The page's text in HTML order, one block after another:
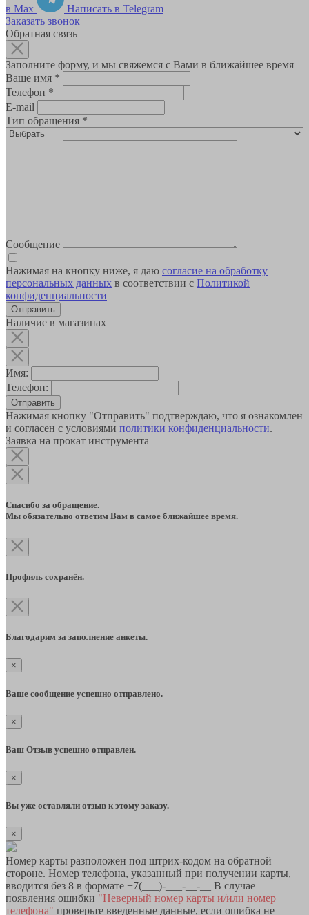
в Max
Написать в Telegram
Заказать звонок
Обратная связь
Заполните форму, и мы свяжемся с Вами в ближайшее время
Ваше имя *
Телефон *
E-mail
Тип обращения *
Сообщение
Нажимая на кнопку ниже, я даю согласие на обработку
персональных данных в соответствии с Политикой
конфиденциальности
Наличие в магазинах
Имя:
Телефон:
Отправить
Нажимая кнопку "Отправить" подтверждаю, что я ознакомлен
и согласен с условиями политики конфиденциальности.
Заявка на прокат инструмента
Спасибо за обращение.
Мы обязательно ответим Вам в самое ближайшее время.
Профиль сохранён.
Благодарим за заполнение анкеты.
×
Ваше сообщение успешно отправлено.
×
Ваш Отзыв успешно отправлен.
×
Вы уже оставляли отзыв к этому заказу.
×
Номер карты разположен под штрих-кодом на обратной
стороне. Номер телефона, указанный при получении карты,
вводится без 8 в формате +7(___)-___-__-__ В случае
появления ошибки "Неверный номер карты и/или номер
телефона" проверьте введенные данные, если ошибка не